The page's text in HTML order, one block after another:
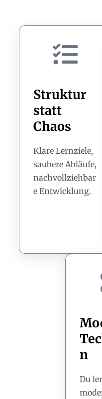
Struktur
statt
Chaos
Klare Lernziele,
saubere Abläufe,
nachvollziehbar
e Entwicklung.
n
Du